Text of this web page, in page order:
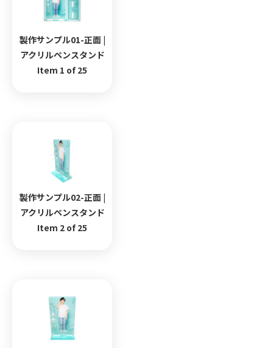
製作サンプル01-正面 |
アクリルペンスタンド
Item 1 of 25
製作サンプル02-正面 |
アクリルペンスタンド
Item 2 of 25